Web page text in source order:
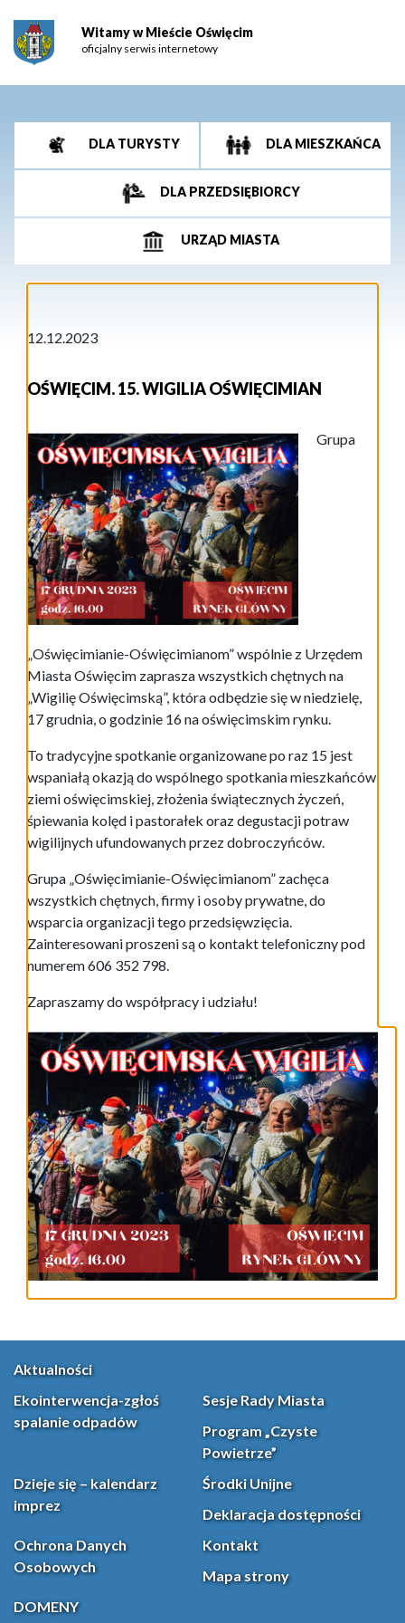
Witamy w Mieście Oświęcim
oficjalny serwis internetowy
DLA TURYSTY DLA MIESZKAŃCA
DLA PRZEDSIĘBIORCY
URZĄD MIASTA
12.12.2023
OŚWIĘCIM. 15. WIGILIA OŚWIĘCIMIAN
Grupa
„Oświęcimianie-Oświęcimianom” wspólnie z Urzędem
Miasta Oświęcim zaprasza wszystkich chętnych na
„Wigilię Oświęcimską”, która odbędzie się w niedzielę,
17 grudnia, o godzinie 16 na oświęcimskim rynku.
To tradycyjne spotkanie organizowane po raz 15 jest
wspaniałą okazją do wspólnego spotkania mieszkańców
ziemi oświęcimskiej, złożenia świątecznych życzeń,
śpiewania kolęd i pastorałek oraz degustacji potraw
wigilijnych ufundowanych przez dobroczyńców.
Grupa „Oświęcimianie-Oświęcimianom” zachęca
wszystkich chętnych, firmy i osoby prywatne, do
wsparcia organizacji tego przedsięwzięcia.
Zainteresowani proszeni są o kontakt telefoniczny pod
numerem 606 352 798.
Zapraszamy do współpracy i udziału!
Aktualności
Ekointerwencja-zgłoś
spalanie odpadów
Sesje Rady Miasta
Program „Czyste
Powietrze”
Dzieje się – kalendarz
imprez
Środki Unijne
Deklaracja dostępności
Ochrona Danych
Osobowych
Kontakt
Mapa strony
DOMENY